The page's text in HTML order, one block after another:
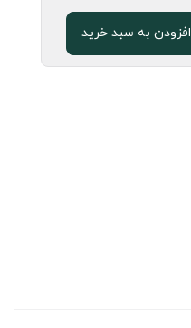
افزودن به سبد خرید